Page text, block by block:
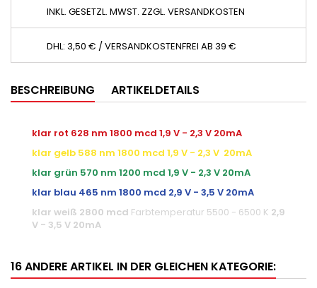
INKL. GESETZL. MWST. ZZGL. VERSANDKOSTEN
DHL: 3,50 € / VERSANDKOSTENFREI AB 39 €
BESCHREIBUNG ARTIKELDETAILS
klar rot 628 nm 1800 mcd 1,9 V - 2,3 V 20mA
klar gelb 588 nm 1800 mcd 1,9 V - 2,3 V 20mA
klar grün 570 nm 1200 mcd 1,9 V - 2,3 V 20mA
klar blau 465 nm 1800 mcd 2,9 V - 3,5 V 20mA
klar weiß 2800 mcd Farbtemperatur 5500 - 6500 K 2,9
V - 3,5 V 20mA
16 ANDERE ARTIKEL IN DER GLEICHEN KATEGORIE: